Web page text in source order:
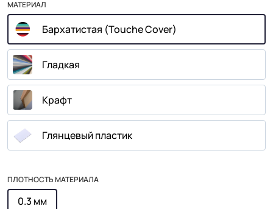
МАТЕРИАЛ
Бархатистая (Touche Cover)
Гладкая
Крафт
Глянцевый пластик
ПЛОТНОСТЬ МАТЕРИАЛА
0.3 мм